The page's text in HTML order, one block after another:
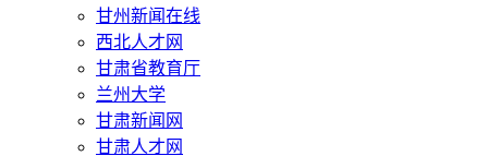
甘州新闻在线
西北人才网
甘肃省教育厅
兰州大学
甘肃新闻网
甘肃人才网